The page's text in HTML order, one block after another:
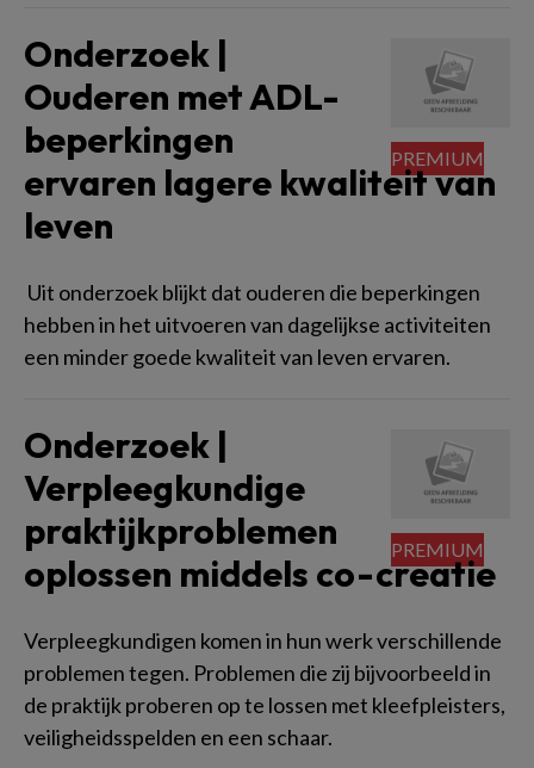
Onderzoek |
Ouderen met ADL-
beperkingen
ervaren lagere kwaliteit van
leven
Uit onderzoek blijkt dat ouderen die beperkingen
hebben in het uitvoeren van dagelijkse activiteiten
een minder goede kwaliteit van leven ervaren.
Onderzoek |
Verpleegkundige
praktijkproblemen
oplossen middels co-creatie
Verpleegkundigen komen in hun werk verschillende
problemen tegen. Problemen die zij bijvoorbeeld in
de praktijk proberen op te lossen met kleefpleisters,
veiligheidsspelden en een schaar.